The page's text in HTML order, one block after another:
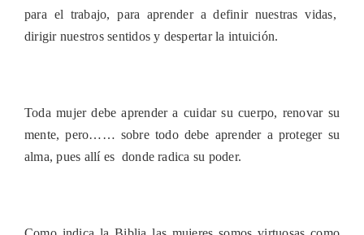
para el trabajo, para aprender a definir nuestras vidas,
dirigir nuestros sentidos y despertar la intuición.
Toda mujer debe aprender a cuidar su cuerpo, renovar su
mente, pero…… sobre todo debe aprender a proteger su
alma, pues allí es donde radica su poder.